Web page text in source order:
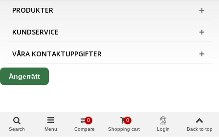
PRODUKTER
KUNDSERVICE
VÅRA KONTAKTUPPGIFTER
Ångerrätt
Search Menu Compare
0
Shopping cart
0
Login Back to top